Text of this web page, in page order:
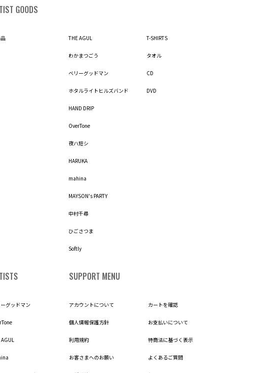
GOODS
THE AGUL
わかまつごう
ベリーグッドマン
ホタルライトヒルズバンド
HAND DRIP
OverTone
夜ハ短シ
HARUKA
mahina
MAYSON's PARTY
中村千尋
ひごさつま
Softly
T-SHIRTS
タオル
CD
DVD
グッドマン
SUPPORT MENU
アカウントについて
個人情報保護方針
利用規約
お客さまへのお願い
カートを確認
お支払いについて
特商法に基づく表示
よくあるご質問